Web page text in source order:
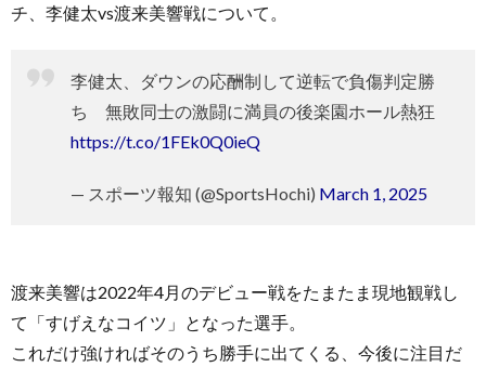
チ、李健太vs渡来美響戦について。
李健太、ダウンの応酬制して逆転で負傷判定勝
ち 無敗同士の激闘に満員の後楽園ホール熱狂
https://t.co/1FEk0Q0ieQ
— スポーツ報知 (@SportsHochi) March 1, 2025
渡来美響は2022年4月のデビュー戦をたまたま現地観戦し
て「すげえなコイツ」となった選手。
これだけ強ければそのうち勝手に出てくる、今後に注目だ